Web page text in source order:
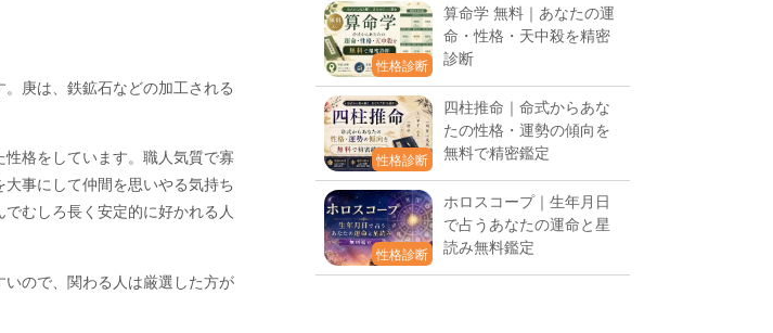
庚は、鉄鉱石などの加工される
格をしています。職人気質で寡
事にして仲間を思いやる気持ち
むしろ長く安定的に好かれる人
ので、関わる人は厳選した方が
性格診断
算命学 無料｜あなたの運
命・性格・天中殺を精密
診断
性格診断
四柱推命｜命式からあな
たの性格・運勢の傾向を
無料で精密鑑定
性格診断
ホロスコープ｜生年月日
で占うあなたの運命と星
読み無料鑑定